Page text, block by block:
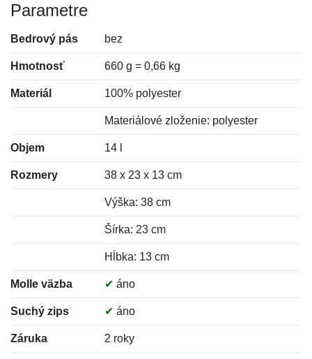
Parametre
Bedrový pás bez
Hmotnosť 660 g = 0,66 kg
Materiál 100% polyester
Materiálové zloženie: polyester
Objem 14 l
Rozmery 38 x 23 x 13 cm
Výška: 38 cm
Šírka: 23 cm
Hĺbka: 13 cm
Molle väzba ✔ áno
Suchý zips ✔ áno
Záruka 2 roky